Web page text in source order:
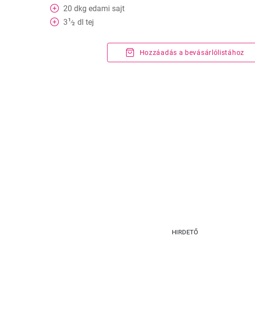
20 dkg edami sajt
31⁄2 dl tej
Hozzáadás a bevásárlólistához
HIRDETŐ